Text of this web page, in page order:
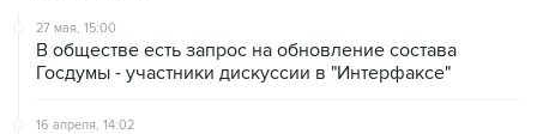
27 мая, 15:00
В обществе есть запрос на обновление состава
Госдумы - участники дискуссии в "Интерфаксе"
16 апреля, 14:02